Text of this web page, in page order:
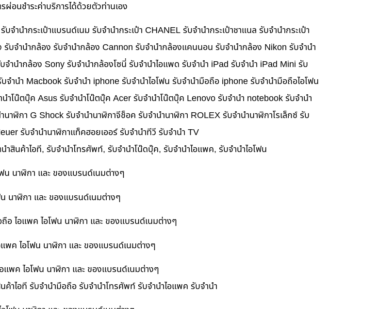
ผ่อนชำระค่าบริการได้ด้วยตัวท่านเอง
จำนำกระเป๋าแบรนด์เนม รับจำนำกระเป๋า CHANEL รับจำนำกระเป๋าชาแนล รับจำนำกระเป๋า
รับจำนำกล้อง รับจำนำกล้อง Cannon รับจำนำกล้องแคนนอน รับจำนำกล้อง Nikon รับจำนำ
ำนำกล้อง Sony รับจำนำกล้องโซนี่ รับจำนำไอแพด รับจำนำ iPad รับจำนำ iPad Mini รับ
ำนำ Macbook รับจำนำ iphone รับจำนำไอโฟน รับจำนำมือถือ iphone รับจำนำมือถือไอโฟน
โน๊ตบุ๊ค Asus รับจำนำโน๊ตบุ๊ค Acer รับจำนำโน๊ตบุ๊ค Lenovo รับจำนำ notebook รับจำนำ
าฬิกา G Shock รับจำนำนาฬิกาจีช็อค รับจำนำนาฬิกา ROLEX รับจำนำนาฬิกาโรเล็กซ์ รับ
รับจำนำนาฬิกาแท็คฮอยเออร์ รับจำนำทีวี รับจำนำ TV
สินค้าไอที, รับจำนำโทรศัพท์, รับจำนำโน๊ดบุ๊ค, รับจำนำไอแพค, รับจำนำไอโฟน
น นาฬิกา และ ของแบรนด์เนมต่างๆ
นาฬิกา และ ของแบรนด์เนมต่างๆ
อ ไอแพค ไอโฟน นาฬิกา และ ของแบรนด์เนมต่างๆ
พค ไอโฟน นาฬิกา และ ของแบรนด์เนมต่างๆ
แพค ไอโฟน นาฬิกา และ ของแบรนด์เนมต่างๆ
าไอที รับจำนำมือถือ รับจำนำโทรศัพท์ รับจำนำไอแพค รับจำนำ